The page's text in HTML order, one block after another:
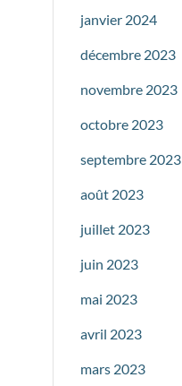
janvier 2024
décembre 2023
novembre 2023
octobre 2023
septembre 2023
août 2023
juillet 2023
juin 2023
mai 2023
avril 2023
mars 2023